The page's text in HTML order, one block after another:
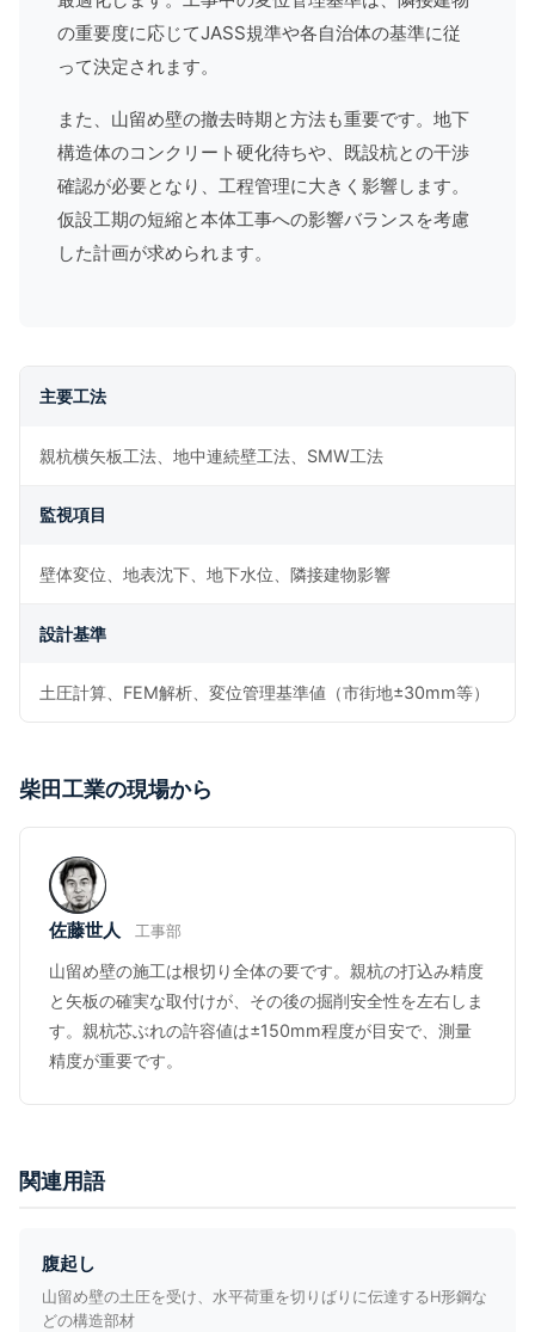
の重要度に応じてJASS規準や各自治体の基準に従
って決定されます。
また、山留め壁の撤去時期と方法も重要です。地下
構造体のコンクリート硬化待ちや、既設杭との干渉
確認が必要となり、工程管理に大きく影響します。
仮設工期の短縮と本体工事への影響バランスを考慮
した計画が求められます。
主要工法
親杭横矢板工法、地中連続壁工法、SMW工法
監視項目
壁体変位、地表沈下、地下水位、隣接建物影響
設計基準
土圧計算、FEM解析、変位管理基準値（市街地±30mm等）
柴田工業の現場から
佐藤世人 工事部
山留め壁の施工は根切り全体の要です。親杭の打込み精度
と矢板の確実な取付けが、その後の掘削安全性を左右しま
す。親杭芯ぶれの許容値は±150mm程度が目安で、測量
精度が重要です。
関連用語
腹起し
山留め壁の土圧を受け、水平荷重を切りばりに伝達するH形鋼な
どの構造部材